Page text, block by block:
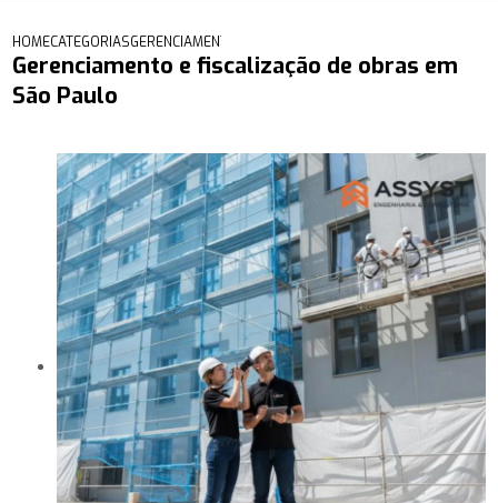
HOMECATEGORIASGERENCIAMENTO E FISCALIZAÇÃO DE OBRAS EM SÃO
Gerenciamento e fiscalização de obras em
São Paulo